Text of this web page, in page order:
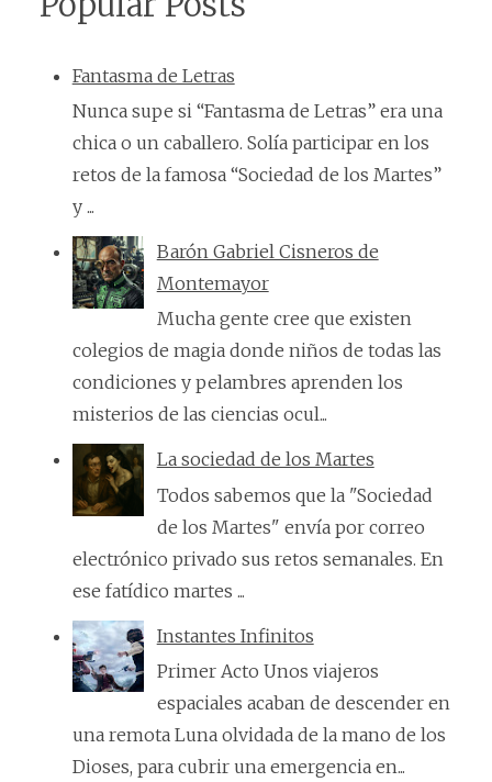
Fantasma de Letras
Nunca supe si “Fantasma de Letras” era una
chica o un caballero. Solía participar en los
retos de la famosa “Sociedad de los Martes”
y ...
Barón Gabriel Cisneros de
Montemayor
Mucha gente cree que existen
colegios de magia donde niños de todas las
condiciones y pelambres aprenden los
misterios de las ciencias ocul...
La sociedad de los Martes
Todos sabemos que la "Sociedad
de los Martes" envía por correo
electrónico privado sus retos semanales. En
ese fatídico martes ...
Instantes Infinitos
Primer Acto Unos viajeros
espaciales acaban de descender en
una remota Luna olvidada de la mano de los
Dioses, para cubrir una emergencia en...